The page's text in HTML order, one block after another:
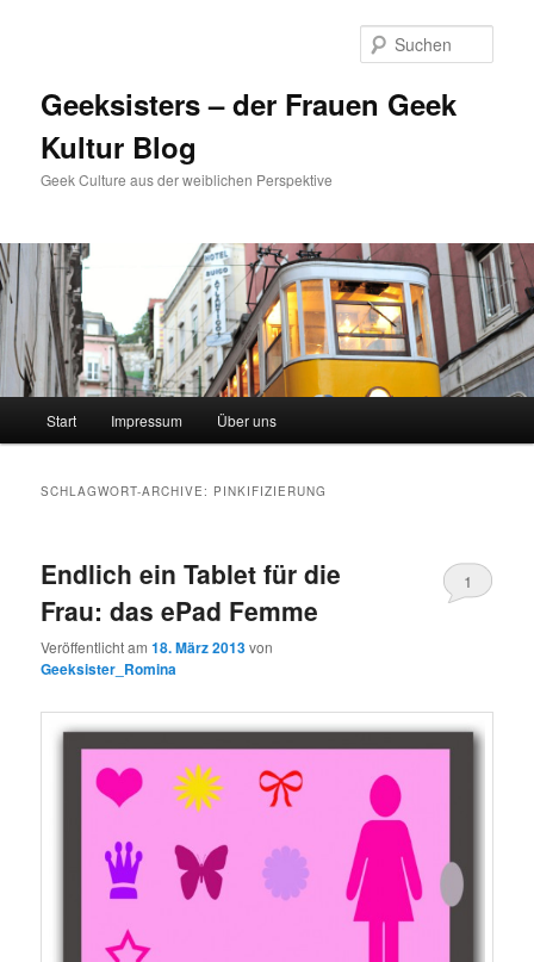
Geeksisters – der Frauen Geek
Kultur Blog
Geek Culture aus der weiblichen Perspektive
Start Impressum Über uns
SCHLAGWORT-ARCHIVE: PINKIFIZIERUNG
Endlich ein Tablet für die
Frau: das ePad Femme
Veröffentlicht am18. März 2013von
Geeksister_Romina
1